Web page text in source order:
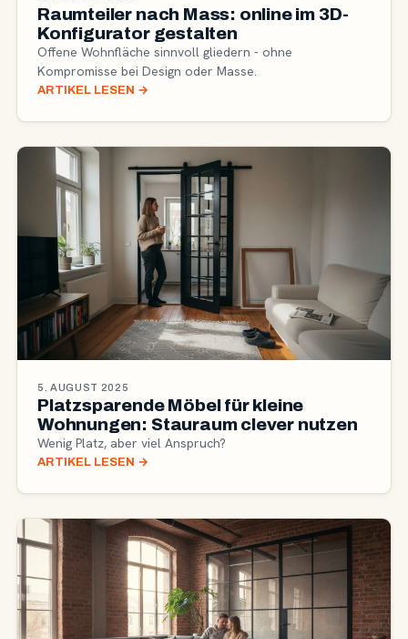
Raumteiler nach Mass: online im 3D-
Konfigurator gestalten
Offene Wohnfläche sinnvoll gliedern - ohne
Kompromisse bei Design oder Masse.
ARTIKEL LESEN →
5. AUGUST 2025
Platzsparende Möbel für kleine
Wohnungen: Stauraum clever nutzen
Wenig Platz, aber viel Anspruch?
ARTIKEL LESEN →